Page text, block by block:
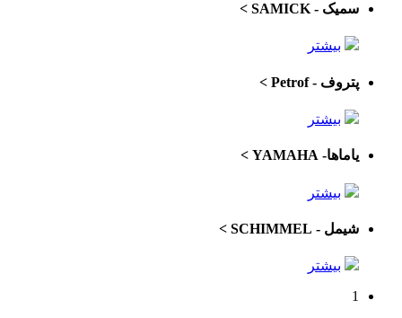
سمیک - SAMICK >
بیشتر
پتروف - Petrof >
بیشتر
یاماها- YAMAHA >
بیشتر
شیمل - SCHIMMEL >
بیشتر
1